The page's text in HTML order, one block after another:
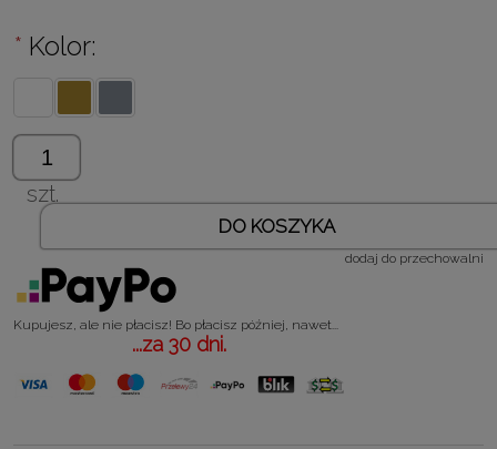
* Kolor:
szt.
DO KOSZYKA
dodaj do przechowalni
Kupujesz, ale nie płacisz! Bo płacisz później, nawet...
...za 30 dni.